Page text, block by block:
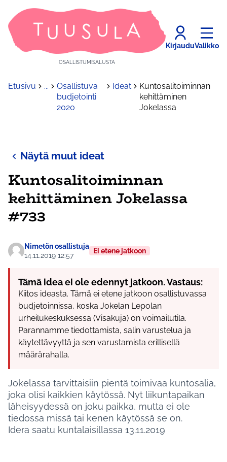
OSALLISTUMISALUSTA
KirjauduValikko
Etusivu ...
Osallistuva
budjetointi
2020
Ideat
Kuntosalitoiminnan
kehittäminen
Jokelassa
Näytä muut ideat
Kuntosalitoiminnan
kehittäminen Jokelassa
#733
Nimetön osallistuja
14.11.2019 12:57
Ei etene jatkoon
Tämä idea ei ole edennyt jatkoon. Vastaus:
Kiitos ideasta. Tämä ei etene jatkoon osallistuvassa
budjetoinnissa, koska Jokelan Lepolan
urheilukeskuksessa (Visakuja) on voimailutila.
Parannamme tiedottamista, salin varustelua ja
käytettävyyttä ja sen varustamista erillisellä
määrärahalla.
Jokelassa tarvittaisiin pientä toimivaa kuntosalia,
joka olisi kaikkien käytössä. Nyt liikuntapaikan
läheisyydessä on joku paikka, mutta ei ole
tiedossa missä tai kenen käytössä se on.
Idera saatu kuntalaisillassa 13.11.2019